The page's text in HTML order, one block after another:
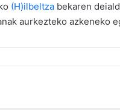
(H)ilbeltza bekaren
aurkezteko azkeneko